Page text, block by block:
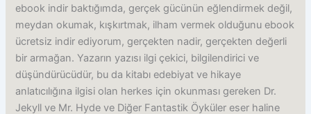
ebook indir baktığımda, gerçek gücünün eğlendirmek değil,
meydan okumak, kışkırtmak, ilham vermek olduğunu ebook
ücretsiz indir ediyorum, gerçekten nadir, gerçekten değerli
bir armağan. Yazarın yazısı ilgi çekici, bilgilendirici ve
düşündürücüdür, bu da kitabı edebiyat ve hikaye
anlatıcılığına ilgisi olan herkes için okunması gereken Dr.
Jekyll ve Mr. Hyde ve Diğer Fantastik Öyküler eser haline